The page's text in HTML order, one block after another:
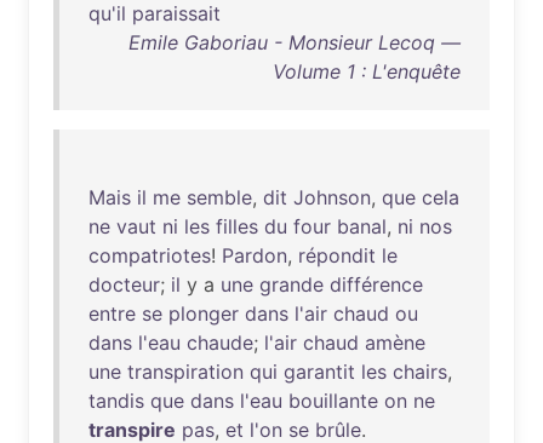
qu'il paraissait
Emile Gaboriau - Monsieur Lecoq —
Volume 1 : L'enquête
Mais il me semble, dit Johnson, que cela
ne vaut ni les filles du four banal, ni nos
compatriotes! Pardon, répondit le
docteur; il y a une grande différence
entre se plonger dans l'air chaud ou
dans l'eau chaude; l'air chaud amène
une transpiration qui garantit les chairs,
tandis que dans l'eau bouillante on ne
transpire pas, et l'on se brûle.